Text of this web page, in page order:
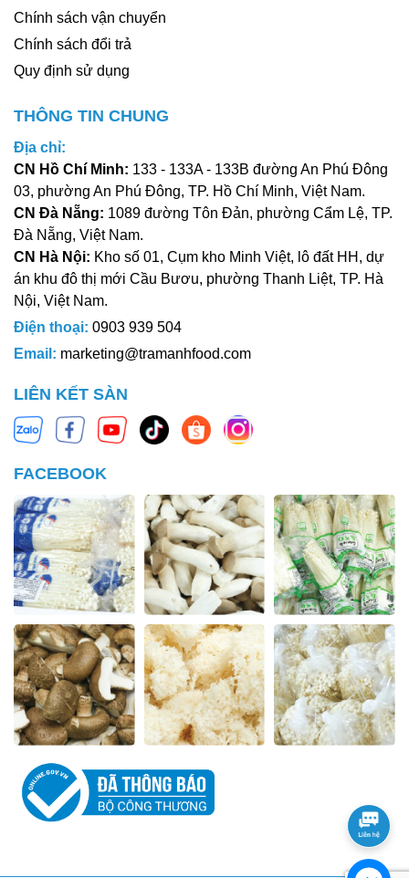
Chính sách vận chuyển
Chính sách đổi trả
Quy định sử dụng
THÔNG TIN CHUNG
Địa chỉ:
CN Hồ Chí Minh: 133 - 133A - 133B đường An Phú Đông
03, phường An Phú Đông, TP. Hồ Chí Minh, Việt Nam.
CN Đà Nẵng: 1089 đường Tôn Đản, phường Cẩm Lệ, TP.
Đà Nẵng, Việt Nam.
CN Hà Nội: Kho số 01, Cụm kho Minh Việt, lô đất HH, dự
án khu đô thị mới Cầu Bươu, phường Thanh Liệt, TP. Hà
Nội, Việt Nam.
Điện thoại: 0903 939 504
Email: marketing@tramanhfood.com
LIÊN KẾT SÀN
FACEBOOK